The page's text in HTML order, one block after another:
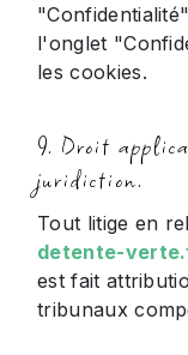
l'onglet
les cookies.
9. Droit
juridiction.
Tout litige en
detente-
est fait
tribunaux